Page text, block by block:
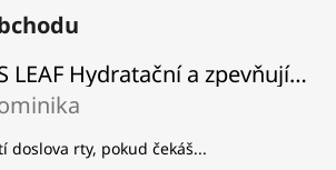
PARIS LEAF Hydratační a zpevňující balzám na rty
produktu je 5 z 5 hvězdiček.
doslova rty, pokud čekáš...